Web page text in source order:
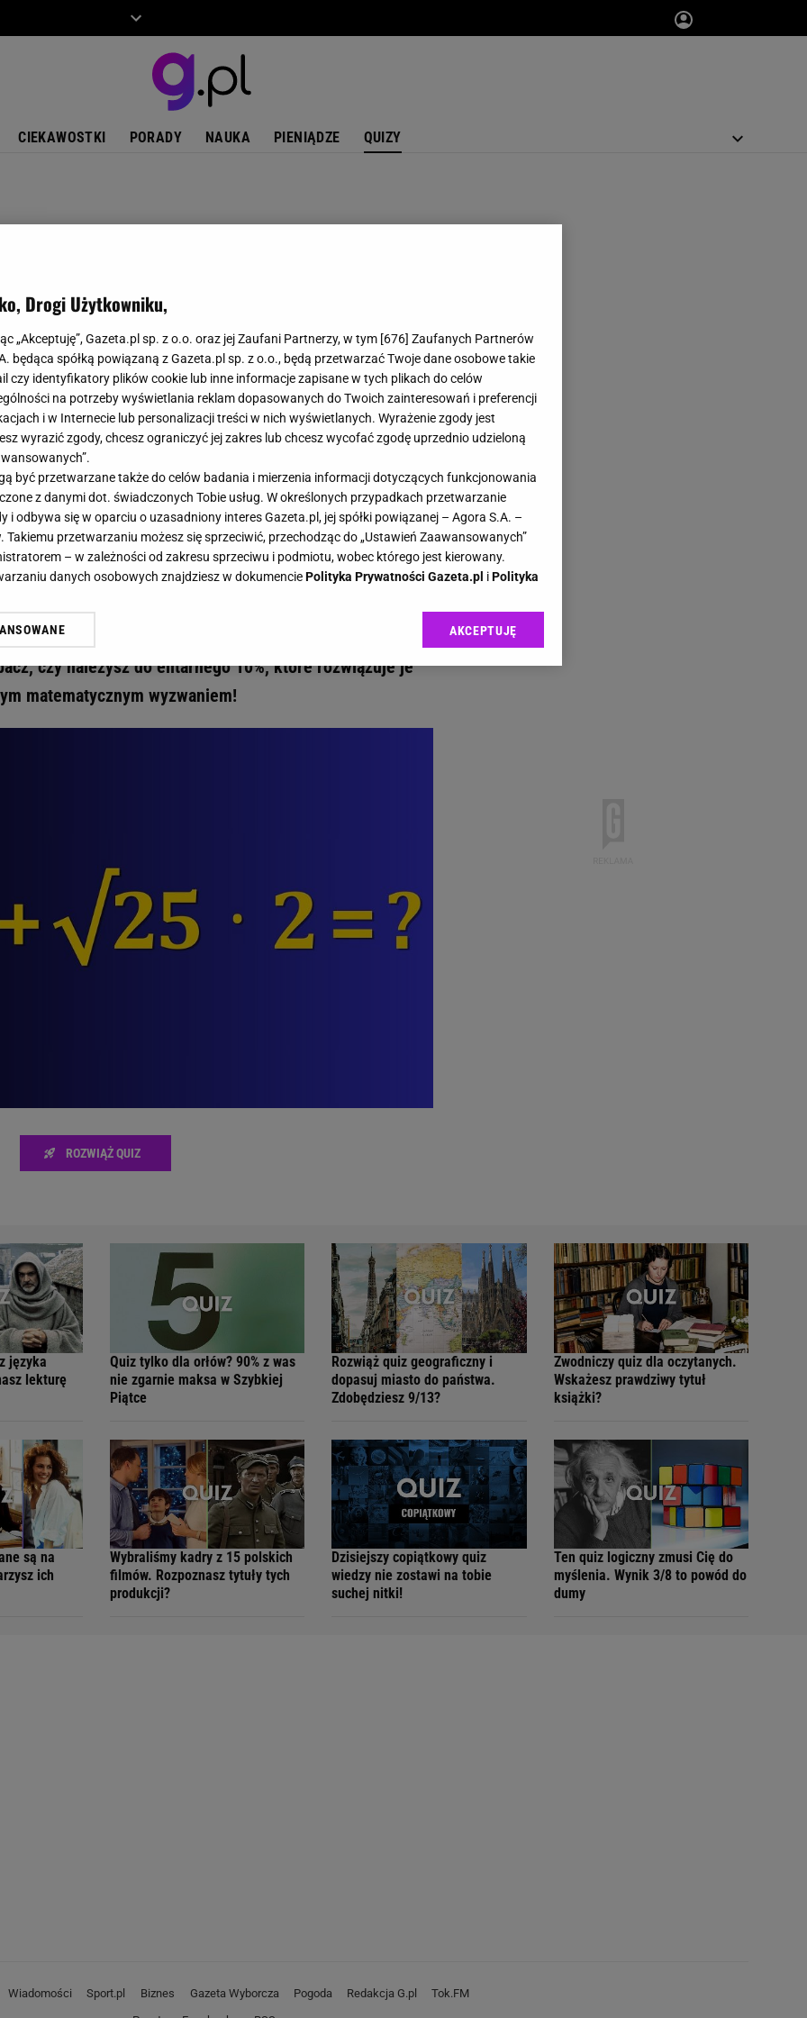
CIEKAWOSTKI PORADY NAUKA PIENIĄDZE QUIZY
rozwiązuje to równanie poprawnie! Sprawdź, czy jesteś wśród nich - Gazeta.pl
10% osób rozwiązuje to równanie
jesteś wśród nich
Myślisz, że dobrze znasz kolejność działań?
czy należysz do elitarnego 10%, które rozwiązuje je
matematycznym wyzwaniem!
ROZWIĄŻ QUIZ
języka
lekturę
Quiz tylko dla orłów? 90% z was
nie zgarnie maksa w Szybkiej
Piątce
Rozwiąż quiz geograficzny i
dopasuj miasto do państwa.
Zdobędziesz 9/13?
Zwodniczy quiz dla oczytanych.
Wskażesz prawdziwy tytuł
książki?
są na
ich
Wybraliśmy kadry z 15 polskich
filmów. Rozpoznasz tytuły tych
produkcji?
Dzisiejszy copiątkowy quiz
wiedzy nie zostawi na tobie
suchej nitki!
Ten quiz logiczny zmusi Cię do
myślenia. Wynik 3/8 to powód do
dumy
Wiadomości Sport.pl Biznes Gazeta Wyborcza Pogoda Redakcja G.pl
Tok.FM
Drogi Użytkowniku,
„Akceptuję”, Gazeta.pl sp. z o.o. oraz jej Zaufani Partnerzy, w tym [676] Zaufanych Partnerów
będąca spółką powiązaną z Gazeta.pl sp. z o.o., będą przetwarzać Twoje dane osobowe takie
czy identyfikatory plików cookie lub inne informacje zapisane w tych plikach do celów
na potrzeby wyświetlania reklam dopasowanych do Twoich zainteresowań i preferencji
i w Internecie lub personalizacji treści w nich wyświetlanych. Wyrażenie zgody jest
wyrazić zgody, chcesz ograniczyć jej zakres lub chcesz wycofać zgodę uprzednio udzieloną
być przetwarzane także do celów badania i mierzenia informacji dotyczących funkcjonowania
z danymi dot. świadczonych Tobie usług. W określonych przypadkach przetwarzanie
i odbywa się w oparciu o uzasadniony interes Gazeta.pl, jej spółki powiązanej – Agora S.A. –
Takiemu przetwarzaniu możesz się sprzeciwić, przechodząc do „Ustawień Zaawansowanych”
– w zależności od zakresu sprzeciwu i podmiotu, wobec którego jest kierowany.
danych osobowych znajdziesz w dokumenciePolityka Prywatności Gazeta.pl iPolityka
też zgodę na zainstalowanie i przechowywanie plików cookie Gazeta.pl sp. z o.o., jej
narzędzie do zarządzania twoimi preferencjami dot. przetwarzania danych poprzez
” w stopce serwisu i przechodząc do „Ustawień Zaawansowanych”. Zmiana ustawień
AKCEPTUJĘ